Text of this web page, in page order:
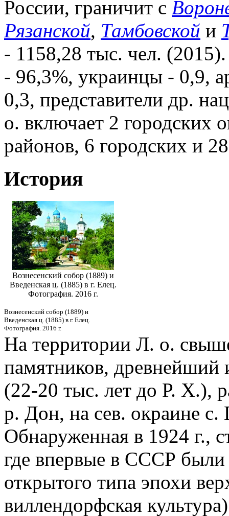
России, граничит с
Рязанской, Тамбовской и
- 1158,28 тыс. чел.
- 96,3%, украинцы - 0,9,
0,3, представители др.
о. включает 2 городских
районов, 6 городских и
История
Вознесенский собор (1889) и
Введенская ц. (1885) в г. Елец.
Фотография. 2016 г.
Вознесенский собор (1889) и
Введенская ц. (1885) в г. Елец.
Фотография. 2016 г.
На территории Л. о.
памятников, древнейший
(22-20 тыс. лет до Р. Х.),
р. Дон, на сев. окраине с.
Обнаруженная в 1924 г.,
где впервые в СССР
открытого типа эпохи
виллендорфская